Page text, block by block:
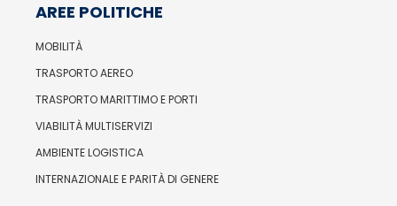
AREE POLITICHE
MOBILITÀ
TRASPORTO AEREO
TRASPORTO MARITTIMO E PORTI
VIABILITÀ MULTISERVIZI
AMBIENTE LOGISTICA
INTERNAZIONALE E PARITÀ DI GENERE